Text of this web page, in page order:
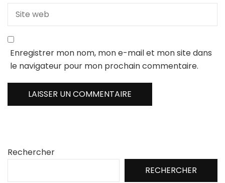
Enregistrer mon nom, mon e-mail et mon site dans
le navigateur pour mon prochain commentaire.
Rechercher
RECHERCHER